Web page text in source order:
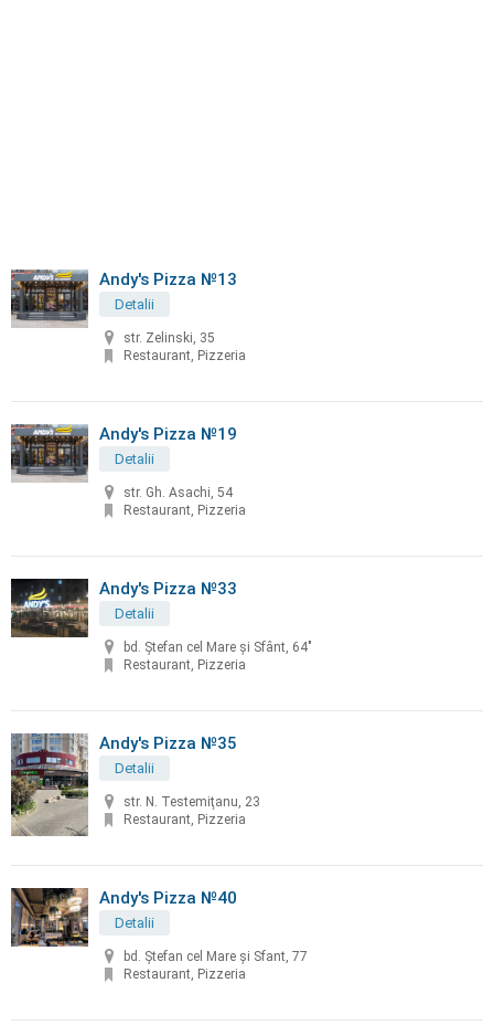
Andy's Pizza №13
Detalii
str. Zelinski, 35
Restaurant, Pizzeria
Andy's Pizza №19
Detalii
str. Gh. Asachi, 54
Restaurant, Pizzeria
Andy's Pizza №33
Detalii
bd. Ştefan cel Mare şi Sfânt, 64"
Restaurant, Pizzeria
Andy's Pizza №35
Detalii
str. N. Testemiţanu, 23
Restaurant, Pizzeria
Andy's Pizza №40
Detalii
bd. Ştefan cel Mare și Sfant, 77
Restaurant, Pizzeria